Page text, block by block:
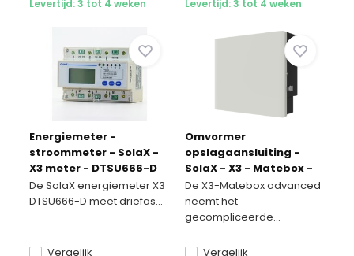
Levertijd: 3 tot 4 weken Levertijd: 3 tot 4 weken
Energiemeter -
stroommeter - SolaX -
X3 meter - DTSU666-D
De SolaX energiemeter X3
DTSU666-D meet driefas...
Vergelijk
Omvormer
opslagaansluiting -
SolaX - X3 - Matebox -
geavanceerd
De X3-Matebox advanced
neemt het
gecompliceerde...
Vergelijk